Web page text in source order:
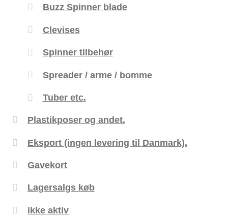
Buzz Spinner blade
Clevises
Spinner tilbehør
Spreader / arme / bomme
Tuber etc.
Plastikposer og andet.
Eksport (ingen levering til Danmark).
Gavekort
Lagersalgs køb
ikke aktiv